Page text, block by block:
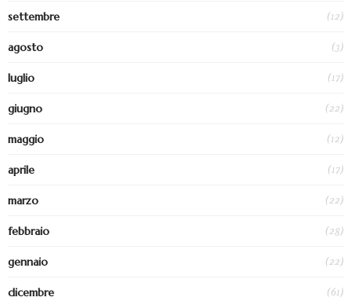
settembre (12)
agosto (3)
luglio (17)
giugno (22)
maggio (12)
aprile (17)
marzo (22)
febbraio (28)
gennaio (22)
dicembre (61)